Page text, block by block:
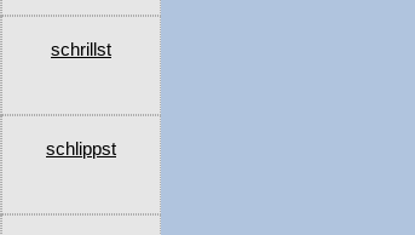
schrillst
schlippst